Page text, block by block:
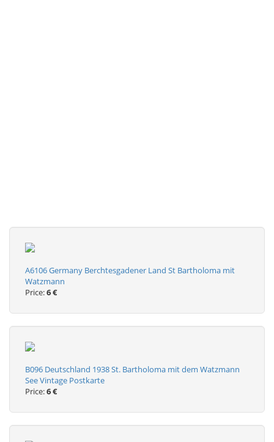
A6106 Germany Berchtesgadener Land St Bartholoma mit
Watzmann
Price:6 €
B096 Deutschland 1938 St. Bartholoma mit dem Watzmann
See Vintage Postkarte
Price:6 €